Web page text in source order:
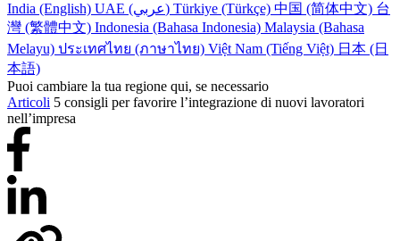
India (English)
UAE (عربي) Türkiye (Türkçe) 中国 (简体中文) 台
灣 (繁體中文) Indonesia (Bahasa Indonesia) Malaysia (Bahasa
Melayu) ประเทศไทย (ภาษาไทย) Việt Nam (Tiếng Việt) 日本 (日
本語)
Puoi cambiare la tua regione qui, se necessario
Articoli 5 consigli per favorire l’integrazione di nuovi lavoratori
nell’impresa